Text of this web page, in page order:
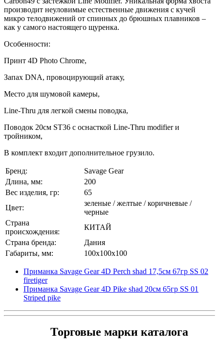
производит неуловимые естественные движения с кучей
микро телодвижений от спинных до брюшных плавников –
как у самого настоящего щуренка.
Особенности:
Принт 4D Photo Chrome,
Запах DNA, провоцирующий атаку,
Место для шумовой камеры,
Line-Thru для легкой смены поводка,
Поводок 20см ST36 с оснасткой Line-Thru modifier и
тройником,
В комплект входит дополнительное грузило.
Бренд:
Savage Gear
Длина, мм:
200
Вес изделия, гр:
65
Цвет:
зеленые / желтые / коричневые /
черные
Страна
происхождения:
КИТАЙ
Страна бренда:
Дания
Габариты, мм:
100x100x100
Приманка Savage Gear 4D Perch shad 17,5см 67гр SS 02
firetiger
Приманка Savage Gear 4D Pike shad 20см 65гр SS 01
Striped pike
Торговые марки каталога